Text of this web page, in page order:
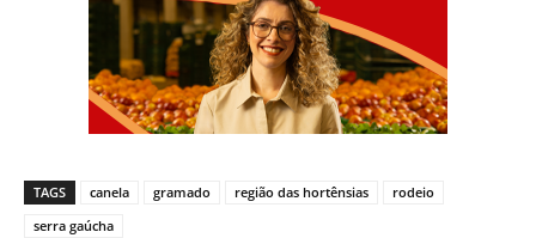
TAGS canela gramado região das hortênsias
rodeio
serra gaúcha